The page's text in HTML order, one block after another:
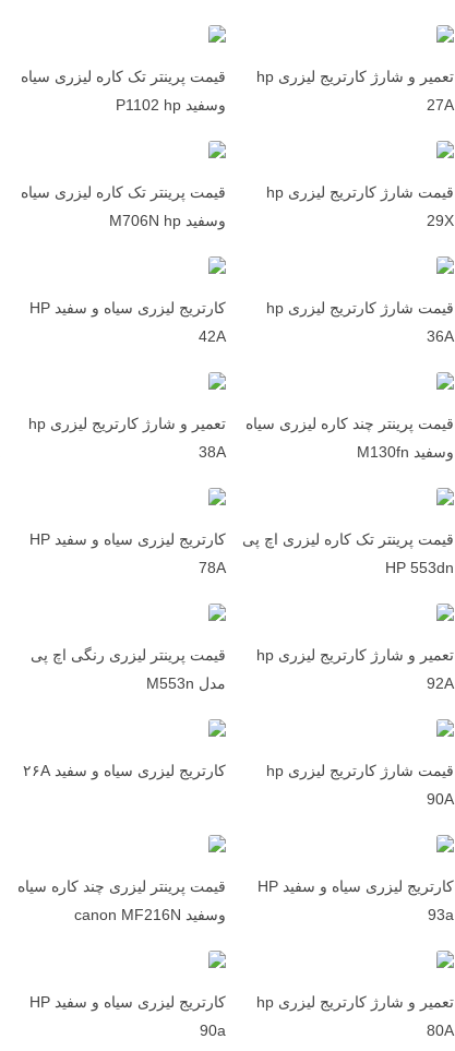
قیمت پرینتر تک کاره لیزری سیاه
وسفید P1102 hp
تعمیر و شارژ کارتریج لیزری hp
27A
قیمت پرینتر تک کاره لیزری سیاه
وسفید M706N hp
قیمت شارژ کارتریج لیزری hp
29X
کارتریج لیزری سیاه و سفید HP
42A
قیمت شارژ کارتریج لیزری hp
36A
تعمیر و شارژ کارتریج لیزری hp
38A
قیمت پرینتر چند کاره لیزری سیاه
وسفید M130fn
کارتریج لیزری سیاه و سفید HP
78A
قیمت پرینتر تک کاره لیزری اچ پی
HP 553dn
قیمت پرینتر لیزری رنگی اچ پی
مدل M553n
تعمیر و شارژ کارتریج لیزری hp
92A
کارتریج لیزری سیاه و سفید ۲۶A
قیمت شارژ کارتریج لیزری hp
90A
قیمت پرینتر لیزری چند کاره سیاه
وسفید canon MF216N
کارتریج لیزری سیاه و سفید HP
93a
کارتریج لیزری سیاه و سفید HP
90a
تعمیر و شارژ کارتریج لیزری hp
80A